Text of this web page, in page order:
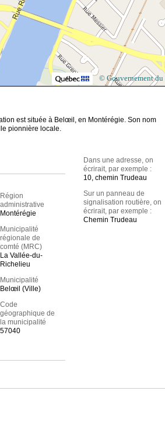
© Gouvernement du
est située à Belœil, en Montérégie. Son nom
pionnière locale.
Région
administrative
Montérégie
Municipalité
régionale de
comté (MRC)
La Vallée-du-
Richelieu
Municipalité
Belœil (Ville)
Code
géographique de
la municipalité
57040
Dans une adresse, on
écrirait, par exemple :
10, chemin Trudeau
Sur un panneau de
signalisation routière, on
écrirait, par exemple :
Chemin Trudeau